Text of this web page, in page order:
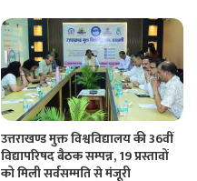
उत्तराखण्ड मुक्त विश्वविद्यालय की 36वीं
विद्यापरिषद बैठक सम्पन्न, 19 प्रस्तावों
को मिली सर्वसम्मति से मंजूरी